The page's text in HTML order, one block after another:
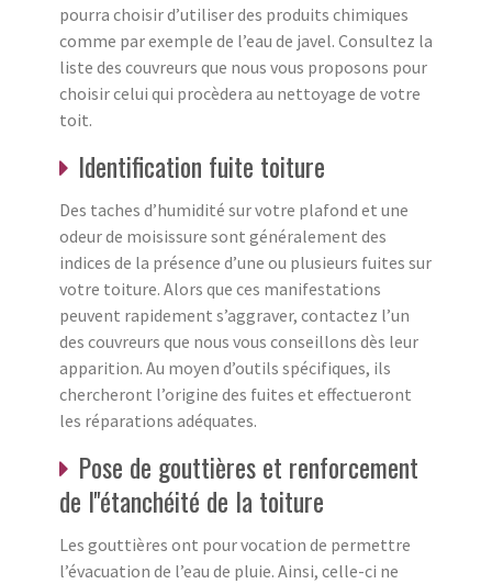
pourra choisir d’utiliser des produits chimiques
comme par exemple de l’eau de javel. Consultez la
liste des couvreurs que nous vous proposons pour
choisir celui qui procèdera au nettoyage de votre
toit.
Identification fuite toiture
Des taches d’humidité sur votre plafond et une
odeur de moisissure sont généralement des
indices de la présence d’une ou plusieurs fuites sur
votre toiture. Alors que ces manifestations
peuvent rapidement s’aggraver, contactez l’un
des couvreurs que nous vous conseillons dès leur
apparition. Au moyen d’outils spécifiques, ils
chercheront l’origine des fuites et effectueront
les réparations adéquates.
Pose de gouttières et renforcement
de l''étanchéité de la toiture
Les gouttières ont pour vocation de permettre
l’évacuation de l’eau de pluie. Ainsi, celle-ci ne